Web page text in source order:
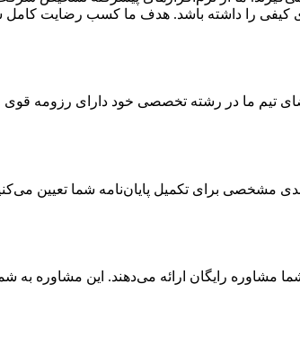
کیفی را داشته باشد. هدف ما کسب رضایت
تیم ما در رشته تخصصی خود دارای رزومه
مشخصی برای تکمیل پایان‌نامه شما تعیین
رایگان ارائه می‌دهند. این مشاوره به